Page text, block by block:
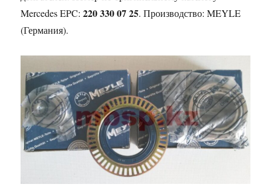
Mercedes EPC:220 330 07 25. Производство: MEYLE
(Германия).